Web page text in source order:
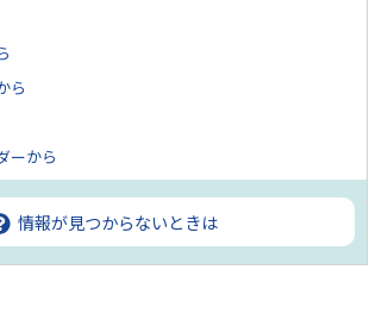
ら
ーから
情報が見つからないときは